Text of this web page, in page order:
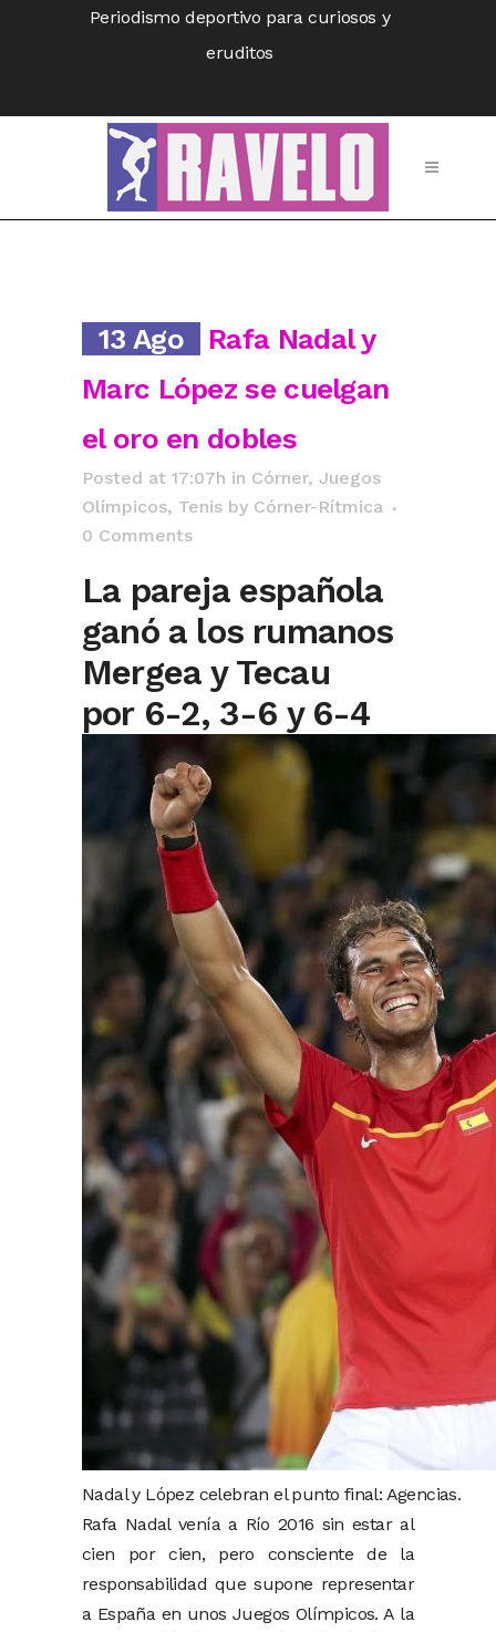
Periodismo deportivo para curiosos y
eruditos
13 Ago
Rafa Nadal y
Marc López se cuelgan
el oro en dobles
Posted at 17:07h in Córner, Juegos
Olímpicos, Tenis by Córner-Rítmica
0 Comments
La pareja española
ganó a los rumanos
Mergea y Tecau
por 6-2, 3-6 y 6-4
Nadal y López celebran el punto final: Agencias.
Rafa Nadal venía a Río 2016 sin estar al
cien por cien, pero consciente de la
responsabilidad que supone representar
a España en unos Juegos Olímpicos. A la